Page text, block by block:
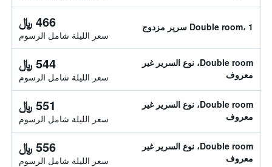
Double room، 1 سرير مزدوج 466 ﷼
سعر الليلة شامل الرسوم
Double room، نوع السرير غير
معروف
544 ﷼
سعر الليلة شامل الرسوم
Double room، نوع السرير غير
معروف
551 ﷼
سعر الليلة شامل الرسوم
Double room، نوع السرير غير
معروف
556 ﷼
سعر الليلة شامل الرسوم